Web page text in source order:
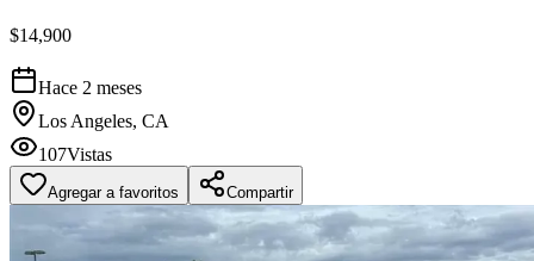
$14,900
Hace 2 meses
Los Angeles, CA
107Vistas
Agregar a favoritos Compartir